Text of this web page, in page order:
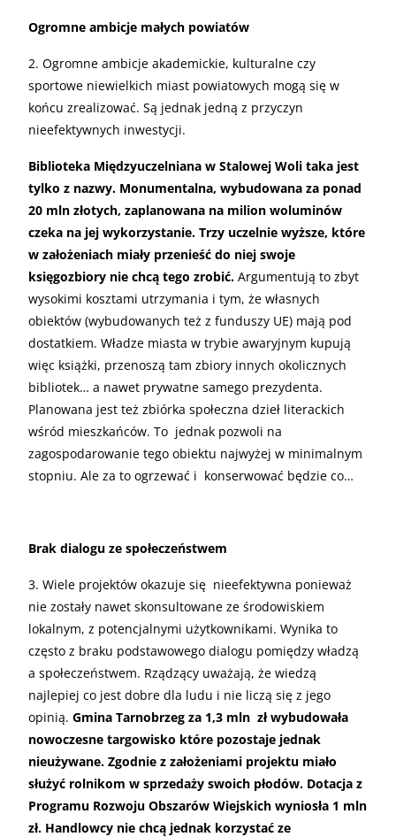
Ogromne ambicje małych powiatów
2. Ogromne ambicje akademickie, kulturalne czy
sportowe niewielkich miast powiatowych mogą się w
końcu zrealizować. Są jednak jedną z przyczyn
nieefektywnych inwestycji.
Biblioteka Międzyuczelniana w Stalowej Woli taka jest
tylko z nazwy. Monumentalna, wybudowana za ponad
20 mln złotych, zaplanowana na milion woluminów
czeka na jej wykorzystanie. Trzy uczelnie wyższe, które
w założeniach miały przenieść do niej swoje
księgozbiory nie chcą tego zrobić. Argumentują to zbyt
wysokimi kosztami utrzymania i tym, że własnych
obiektów (wybudowanych też z funduszy UE) mają pod
dostatkiem. Władze miasta w trybie awaryjnym kupują
więc książki, przenoszą tam zbiory innych okolicznych
bibliotek… a nawet prywatne samego prezydenta.
Planowana jest też zbiórka społeczna dzieł literackich
wśród mieszkańców. To jednak pozwoli na
zagospodarowanie tego obiektu najwyżej w minimalnym
stopniu. Ale za to ogrzewać i konserwować będzie co…
Brak dialogu ze społeczeństwem
3. Wiele projektów okazuje się nieefektywna ponieważ
nie zostały nawet skonsultowane ze środowiskiem
lokalnym, z potencjalnymi użytkownikami. Wynika to
często z braku podstawowego dialogu pomiędzy władzą
a społeczeństwem. Rządzący uważają, że wiedzą
najlepiej co jest dobre dla ludu i nie liczą się z jego
opinią. Gmina Tarnobrzeg za 1,3 mln zł wybudowała
nowoczesne targowisko które pozostaje jednak
nieużywane. Zgodnie z założeniami projektu miało
służyć rolnikom w sprzedaży swoich płodów. Dotacja z
Programu Rozwoju Obszarów Wiejskich wyniosła 1 mln
zł. Handlowcy nie chcą jednak korzystać ze